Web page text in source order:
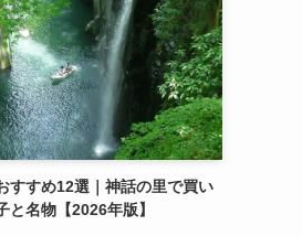
すすめ12選｜神話の里で買い
と名物【2026年版】